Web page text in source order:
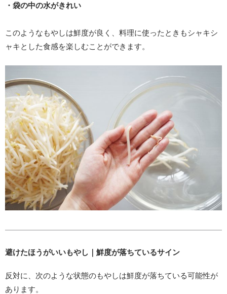
・袋の中の水がきれい
このようなもやしは鮮度が良く、料理に使ったときもシャキシ
ャキとした食感を楽しむことができます。
避けたほうがいいもやし｜鮮度が落ちているサイン
反対に、次のような状態のもやしは鮮度が落ちている可能性が
あります。